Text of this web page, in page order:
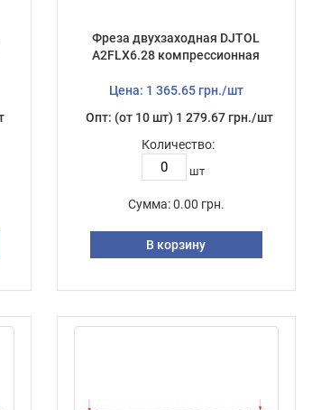
Фреза двухзаходная DJTOL
A2FLX6.28 компрессионная
Цена: 1 365.65 грн./шт
Опт: (от 10 шт) 1 279.67 грн./шт
Количество:
шт
Сумма: 0.00 грн.
В корзину